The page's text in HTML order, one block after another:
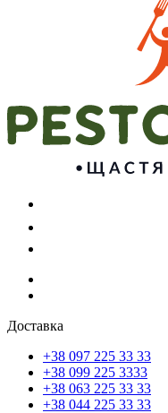
Доставка
+38 097 225 33 33
+38 099 225 3333
+38 063 225 33 33
+38 044 225 33 33